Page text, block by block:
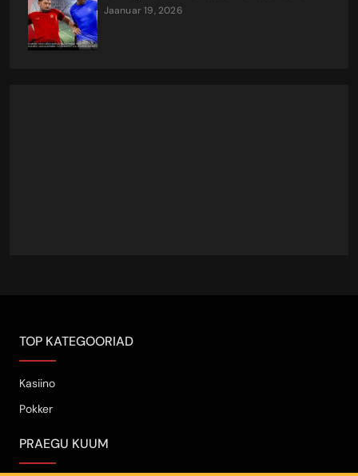
jaanuar 19, 2026
TOP KATEGOORIAD
Kasiino
Pokker
PRAEGU KUUM